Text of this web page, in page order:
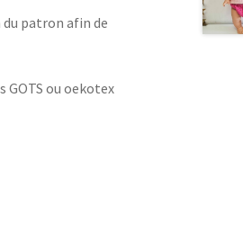
patron afin de
ou oekotex